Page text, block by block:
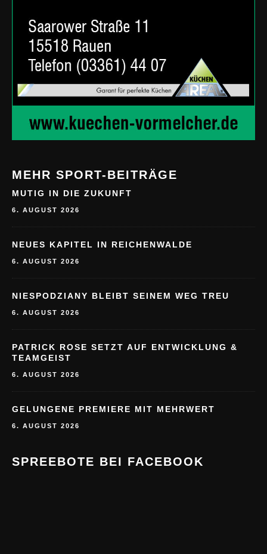
MEHR SPORT-BEITRÄGE
MUTIG IN DIE ZUKUNFT
6. AUGUST 2026
NEUES KAPITEL IN REICHENWALDE
6. AUGUST 2026
NIESPODZIANY BLEIBT SEINEM WEG TREU
6. AUGUST 2026
PATRICK ROSE SETZT AUF ENTWICKLUNG &
TEAMGEIST
6. AUGUST 2026
GELUNGENE PREMIERE MIT MEHRWERT
6. AUGUST 2026
SPREEBOTE BEI FACEBOOK